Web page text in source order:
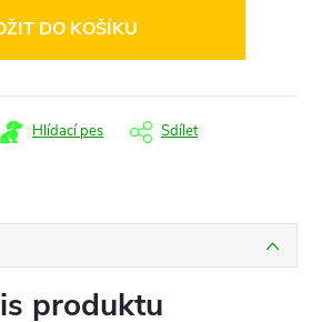
DO KOŠÍKU
Hlídací pes Sdílet
produktu